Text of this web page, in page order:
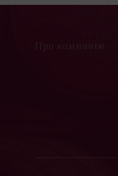
Про компанію